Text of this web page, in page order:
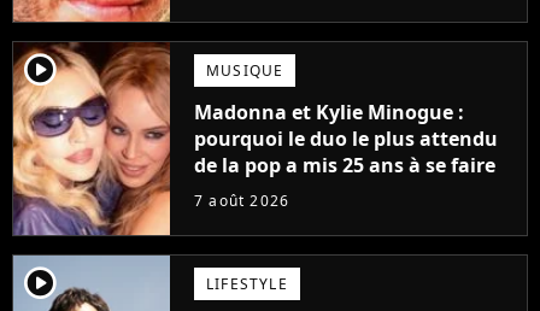
player2 MUSIQUE
Madonna et Kylie Minogue :
pourquoi le duo le plus attendu
de la pop a mis 25 ans à se faire
7 août 2026
player2 LIFESTYLE